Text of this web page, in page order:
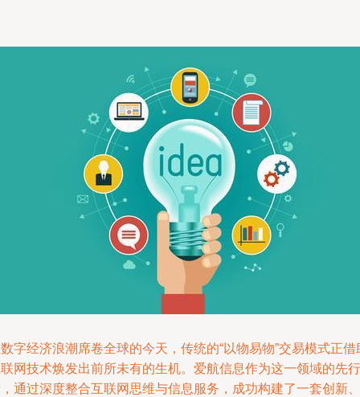
字经济浪潮席卷全球的今天，传统的“以物易物”交易模式正借
网技术焕发出前所未有的生机。爱航信息作为这一领域的先行
通过深度整合互联网思维与信息服务，成功构建了一套创新、